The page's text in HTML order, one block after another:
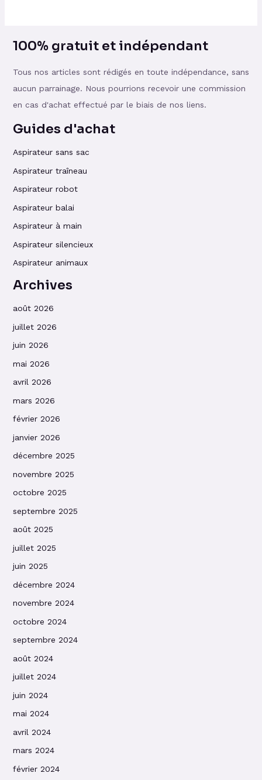
100% gratuit et indépendant
Tous nos articles sont rédigés en toute indépendance, sans
aucun parrainage. Nous pourrions recevoir une commission
en cas d'achat effectué par le biais de nos liens.
Guides d'achat
Aspirateur sans sac
Aspirateur traîneau
Aspirateur robot
Aspirateur balai
Aspirateur à main
Aspirateur silencieux
Aspirateur animaux
Archives
août 2026
juillet 2026
juin 2026
mai 2026
avril 2026
mars 2026
février 2026
janvier 2026
décembre 2025
novembre 2025
octobre 2025
septembre 2025
août 2025
juillet 2025
juin 2025
décembre 2024
novembre 2024
octobre 2024
septembre 2024
août 2024
juillet 2024
juin 2024
mai 2024
avril 2024
mars 2024
février 2024